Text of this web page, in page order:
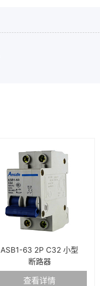
ASB1-63 2P C32 小型
断路器
查看详情